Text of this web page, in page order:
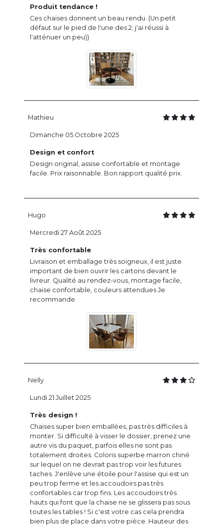
Produit tendance !
Ces chaises donnent un beau rendu. (Un petit
défaut sur le pied de l'une des 2; j'ai réussi à
l'atténuer un peu))
Mathieu
Design et confort
Design original, assise confortable et montage
facile. Prix raisonnable. Bon rapport qualité prix.
Dimanche 05 Octobre 2025
Hugo
Très confortable
Livraison et emballage très soigneux, il est juste
important de bien ouvrir les cartons devant le
livreur. Qualité au rendez-vous, montage facile,
chaise confortable, couleurs attendues Je
recommande
Mercredi 27 Août 2025
Nelly
Très design !
Chaises super bien emballées, pas très difficiles à
monter. Si difficulté à visser le dossier, prenez une
autre vis du paquet, parfois elles ne sont pas
totalement droites. Coloris superbe marron chiné
sur lequel on ne devrait pas trop voir les futures
taches. J'enlève une étoile pour l'assise qui est un
peu trop ferme et les accoudoirs pas très
confortables car trop fins. Les accoudoirs très
hauts qui font que la chaise ne se glissera pas sous
toutes les tables ! Si c'est votre cas cela prendra
bien plus de place dans votre pièce. Hauteur des
Lundi 21 Juillet 2025